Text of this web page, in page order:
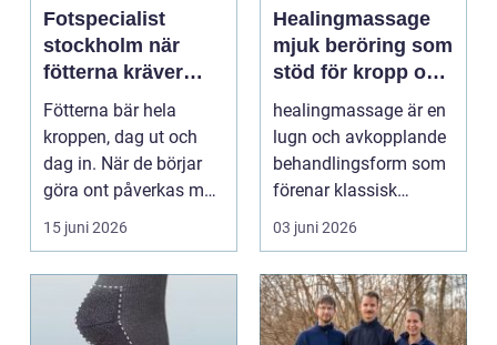
Fotspecialist
stockholm när
fötterna kräver
mer än vanliga
sulor
Fötterna bär hela
kroppen, dag ut och
dag in. När de börjar
göra ont påverkas mer
15 juni 2026
Healingmassage
mjuk beröring som
stöd för kropp och
själ
healingmassage är en
lugn och avkopplande
behandlingsform som
förenar klassisk
massage med
energibas...
03 juni 2026